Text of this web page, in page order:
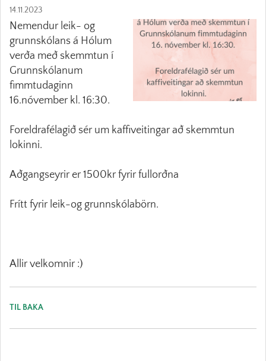
14.11.2023
Nemendur leik- og
grunnskólans á Hólum
verða með skemmtun í
Grunnskólanum
fimmtudaginn
16.nóvember kl. 16:30.
Foreldrafélagið sér um kaffiveitingar að skemmtun
lokinni.
Aðgangseyrir er 1500kr fyrir fullorðna
Frítt fyrir leik-og grunnskólabörn.
Allir velkomnir :)
TIL BAKA